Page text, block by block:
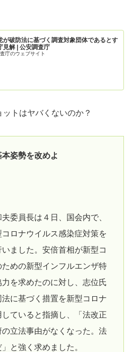
が破防法に基づく調査対象団体であるとす
見解 | 公安調査庁
庁のウェブサイト
トはヤバくないのか？
姿勢を改めよ
委員長は４日、国会内で、
ロナウイルス感染症対策を
ました。安倍首相が新型コ
めの新型インフルエンザ特
を求めたのに対し、志位氏
に基づく措置を新型コロナ
ていると指摘し、「法改正
立法事由がなくなった。法
と強く求めました。